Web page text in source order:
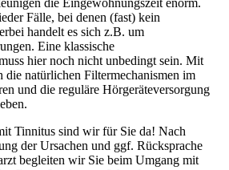
die Eingewöhnungszeit enorm.
Fälle, bei denen (fast) kein
handelt es sich z.B. um
Eine klassische
hier noch nicht unbedingt sein. Mit
die natürlichen Filtermechanismen im
und die reguläre Hörgeräteversorgung
Tinnitus sind wir für Sie da! Nach
der Ursachen und ggf. Rücksprache
begleiten wir Sie beim Umgang mit